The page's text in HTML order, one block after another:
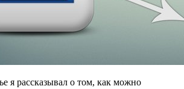
я рассказывал о том, как можно